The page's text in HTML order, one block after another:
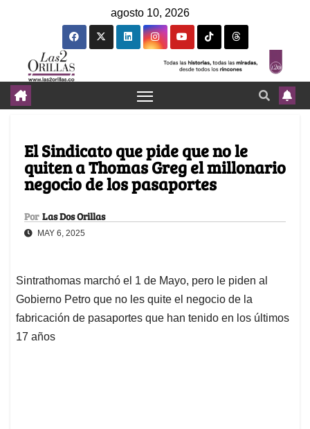
agosto 10, 2026
El Sindicato que pide que no le
quiten a Thomas Greg el millonario
negocio de los pasaportes
Por Las Dos Orillas
MAY 6, 2025
Sintrathomas marchó el 1 de Mayo, pero le piden al
Gobierno Petro que no les quite el negocio de la
fabricación de pasaportes que han tenido en los últimos
17 años